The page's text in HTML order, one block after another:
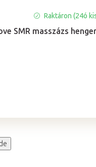
SMR masszázs henger
Raktáron (24ó